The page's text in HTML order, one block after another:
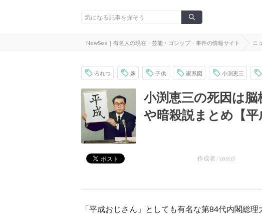
NewSee｜有名人の現在・芸能・ゴシップ・事件の情報サイト ニ
ろれつ 嫁 子供 家系図 小渕恵三
小渕恵三の死因は
や暗殺説まとめ【平
作成者 / passpi
「平成おじさん」としても有名な第84代内閣総